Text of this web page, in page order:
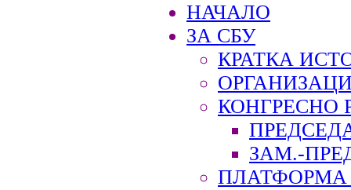
НАЧАЛО
ЗА СБУ
КРАТКА
КОНГРЕСНО
ЗАМ.-
ПЛАТФОРМА